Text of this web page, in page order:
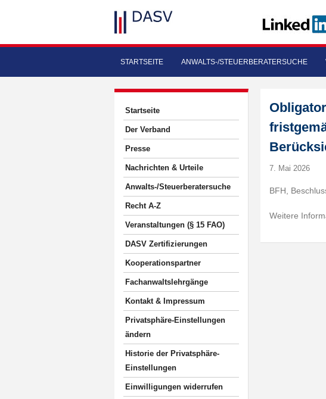
STARTSEITE ANWALTS-/STEUERBERATERSUCHE
Startseite
Der Verband
Presse
Nachrichten & Urteile
Anwalts-/Steuerberatersuche
Recht A-Z
Veranstaltungen (§ 15 FAO)
DASV Zertifizierungen
Kooperationspartner
Fachanwaltslehrgänge
Kontakt & Impressum
Privatsphäre-Einstellungen
ändern
Historie der Privatsphäre-
Einstellungen
Einwilligungen widerrufen
7. Mai 2026
BFH,
Weitere